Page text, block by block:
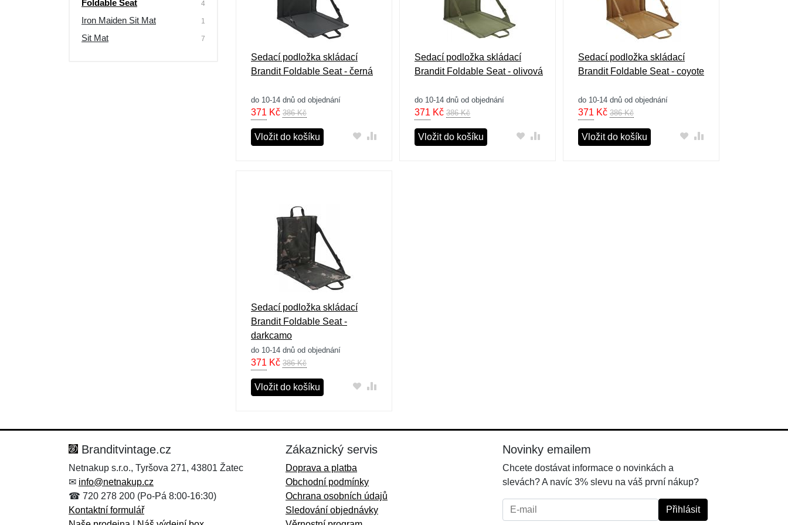
Výprodej
Foldable Seat 4
Iron Maiden Sit Mat 1
Sit Mat 7
Sedací podložka skládací
Brandit Foldable Seat - černá
do 10-14 dnů od objednání
371 Kč 386 Kč
Vložit do košíku
Sedací podložka skládací
Brandit Foldable Seat - olivová
do 10-14 dnů od objednání
371 Kč 386 Kč
Vložit do košíku
Sedací podložka skládací
Brandit Foldable Seat - coyote
do 10-14 dnů od objednání
371 Kč 386 Kč
Vložit do košíku
Sedací podložka skládací
Brandit Foldable Seat -
darkcamo
do 10-14 dnů od objednání
371 Kč 386 Kč
Vložit do košíku
Branditvintage.cz
Netnakup s.r.o., Tyršova 271, 43801 Žatec
✉ info@netnakup.cz
☎ 720 278 200 (Po-Pá 8:00-16:30)
Kontaktní formulář
Zákaznický servis
Doprava a platba
Obchodní podmínky
Ochrana osobních údajů
Sledování objednávky
Novinky emailem
Chcete dostávat informace o novinkách a
slevách? A navíc 3% slevu na váš první nákup?
E-mail: Přihlásit